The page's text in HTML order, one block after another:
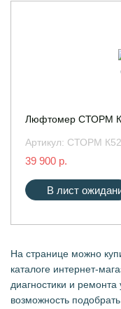
Люфтомер СТОРМ
Артикул: СТОРМ
39 900 р.
В лист
На странице можно
каталоге интернет-
диагностики и
возможность